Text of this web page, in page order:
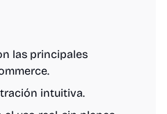
las principales
intuitiva.